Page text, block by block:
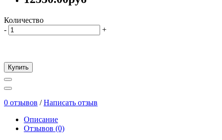
Количество
-
+
Купить
0 отзывов /Написать отзыв
Описание
Отзывов (0)